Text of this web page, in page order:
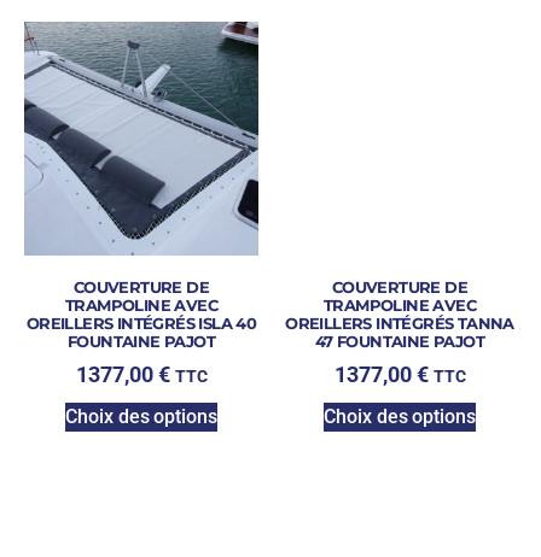
COUVERTURE DE
TRAMPOLINE AVEC
OREILLERS INTÉGRÉS ISLA 40
FOUNTAINE PAJOT
1377,00€ TTC
Choix des options
COUVERTURE DE
TRAMPOLINE AVEC
OREILLERS INTÉGRÉS TANNA
47 FOUNTAINE PAJOT
1377,00€ TTC
Choix des options